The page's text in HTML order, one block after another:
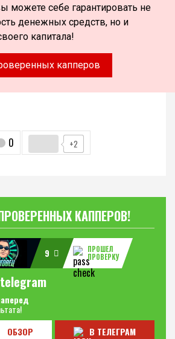
можете себе гарантировать не
денежных средств, но и
капитала!
капперов
0 +2
КАППЕРОВ!
9
ПРОШЕЛ
ПРОВЕРКУ
ОБЗОР В ТЕЛЕГРАМ